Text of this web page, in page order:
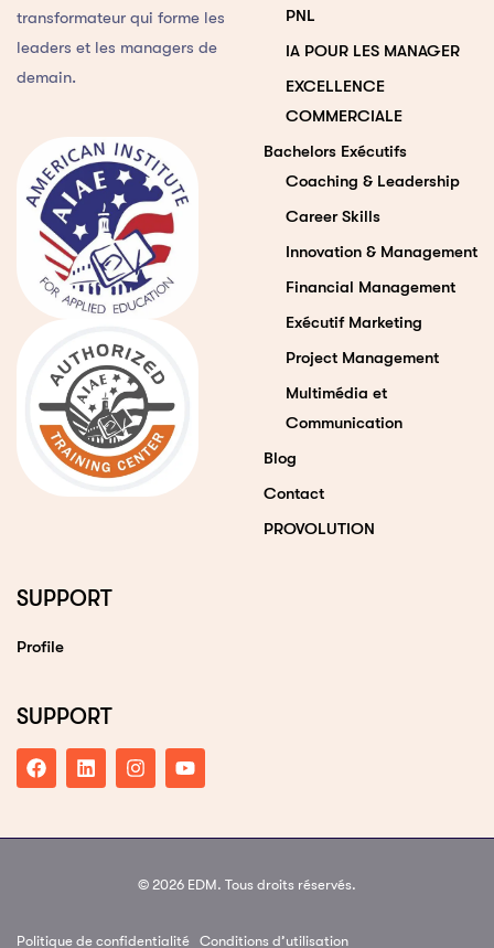
transformateur qui forme les
leaders et les managers de
demain.
PNL
IA POUR LES MANAGER
EXCELLENCE
COMMERCIALE
Bachelors Exécutifs
Coaching & Leadership
Career Skills
Innovation & Management
Financial Management
Exécutif Marketing
Project Management
Multimédia et
Communication
Blog
Contact
PROVOLUTION
SUPPORT
Profile
SUPPORT
© 2026 EDM. Tous droits réservés.
Politique de confidentialité Conditions d’utilisation